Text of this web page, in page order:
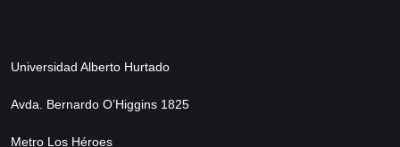
Universidad Alberto Hurtado
Avda. Bernardo O’Higgins 1825
Metro Los Héroes